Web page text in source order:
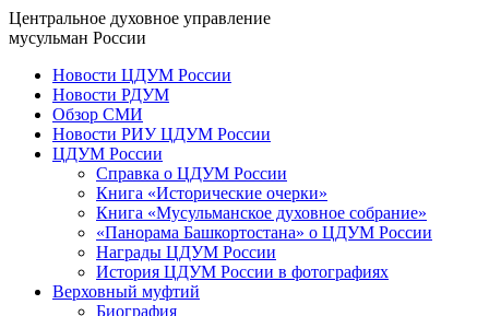
Центральное духовное управление
мусульман России
Новости ЦДУМ России
Новости РДУМ
Обзор СМИ
Новости РИУ ЦДУМ России
ЦДУМ России
Справка о ЦДУМ России
Книга «Исторические очерки»
Книга «Мусульманское духовное собрание»
«Панорама Башкортостана» о ЦДУМ России
Награды ЦДУМ России
История ЦДУМ России в фотографиях
Верховный муфтий
Биография